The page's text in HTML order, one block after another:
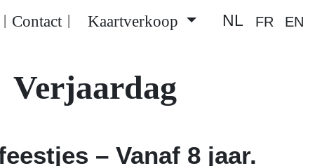
| Contact | Kaartverkoop NL FR EN
Verjaardag
– Vanaf 8 jaar.